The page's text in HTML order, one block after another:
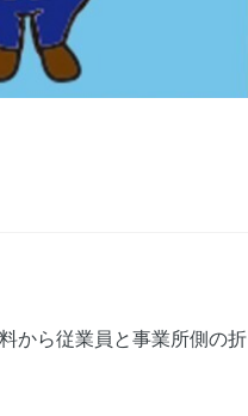
から従業員と事業所側の折